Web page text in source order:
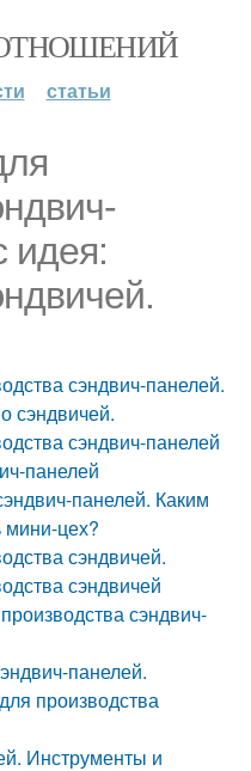
статьи
идея:
сэндвич-панелей.
сэндвичей.
сэндвич-панелей
панелей
панелей. Каким
мини-цех?
сэндвичей.
сэндвичей
сэндвич-
панелей.
производства
Инструменты и